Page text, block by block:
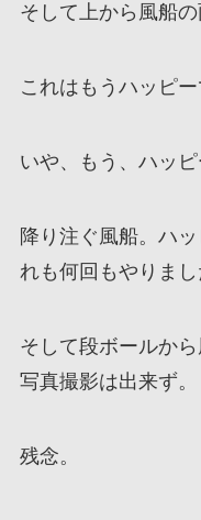
そして上から風船の
これはもうハッピー
いや、もう、ハッピ
降り注ぐ風船。ハ
れも何回もやりまし
そして段ボールか
写真撮影は出来ず。
残念。